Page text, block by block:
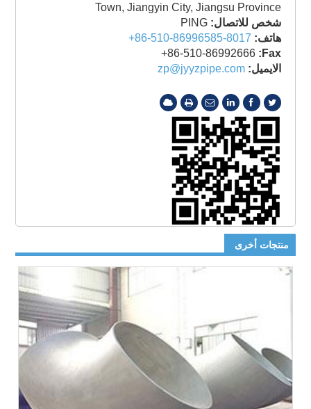
Town, Jiangyin City, Jiangsu Province
شخص للاتصال: PING
هاتف: +86-510-86996585-8017
Fax:
+86-510-86992666
الايميل:zp@jyyzpipe.com
منتجات أخرى